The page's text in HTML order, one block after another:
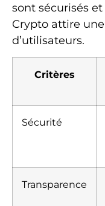
sont sécurisés
Crypto attire
d’utilisateurs.
Critères
Sécurité
Transparence